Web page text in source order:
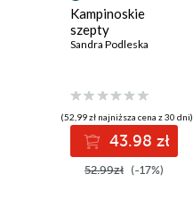
Kampinoskie
szepty
Sandra Podleska
(52,99 zł najniższa cena z 30 dni)
43.98 zł
52.99zł (-17%)